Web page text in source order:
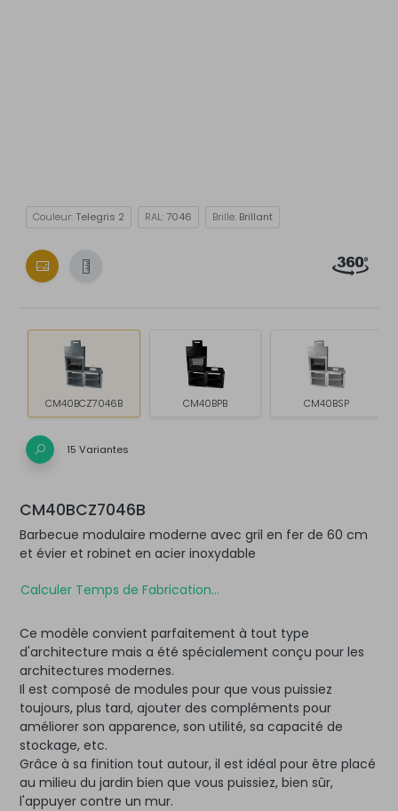
Couleur: Telegris 2 RAL:7046 Brille: Brillant
CM40BCZ7046B CM40BPB CM40BSP
15 Variantes
CM40BCZ7046B
Barbecue modulaire moderne avec gril en fer de 60 cm
et évier et robinet en acier inoxydable
Calculer Temps de Fabrication...
Ce modèle convient parfaitement à tout type
d'architecture mais a été spécialement conçu pour les
architectures modernes.
Il est composé de modules pour que vous puissiez
toujours, plus tard, ajouter des compléments pour
améliorer son apparence, son utilité, sa capacité de
stockage, etc.
Grâce à sa finition tout autour, il est idéal pour être placé
au milieu du jardin bien que vous puissiez, bien sûr,
l'appuyer contre un mur.